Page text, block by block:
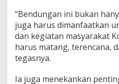
s
i
a
p
k
J
“Bendungan ini bukan
juga harus dimanfaatkan
dan kegiatan masyarakat
harus matang, terencana,
tegasnya.
Ia juga menekankan